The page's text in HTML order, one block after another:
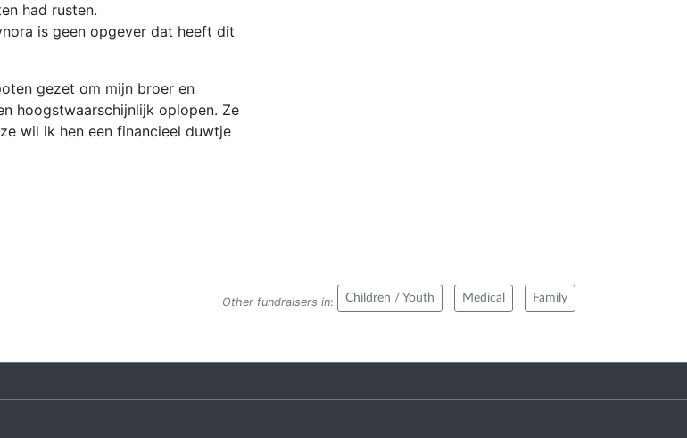
had rusten.
is geen opgever dat heeft dit
gezet om mijn broer en
hoogstwaarschijnlijk oplopen. Ze
wil ik hen een financieel duwtje
Other fundraisers in: Children / Youth Medical Family